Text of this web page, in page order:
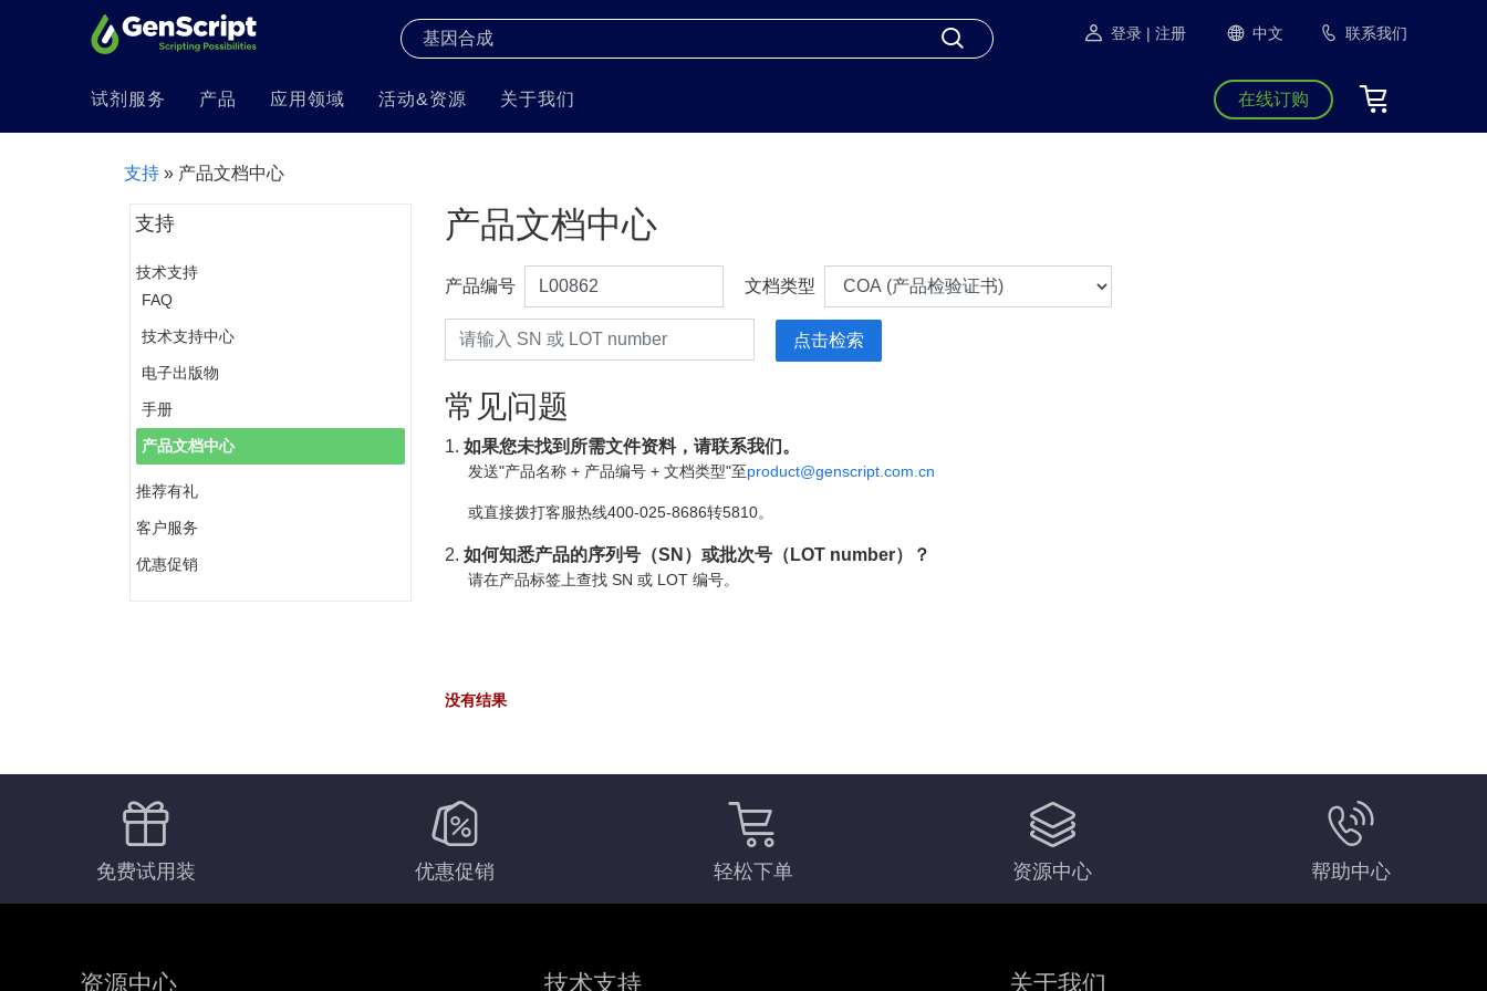
登录 | 注册 中文 联系我们
试剂服务 产品 应用领域 活动&资源 关于我们 在线订购
支持 » 产品文档中心
支持
技术支持
FAQ
技术支持中心
电子出版物
手册
产品文档中心
推荐有礼
客户服务
优惠促销
产品文档中心
产品编号 文档类型
常见问题
1. 如果您未找到所需文件资料，请联系我们。
发送"产品名称 + 产品编号 + 文档类型"至product@genscript.com.cn
或直接拨打客服热线400-025-8686转5810。
2. 如何知悉产品的序列号（SN）或批次号（LOT number）？
请在产品标签上查找 SN 或 LOT 编号。
没有结果
免费试用装 优惠促销 轻松下单 资源中心 帮助中心
资源中心 技术支持 关于我们